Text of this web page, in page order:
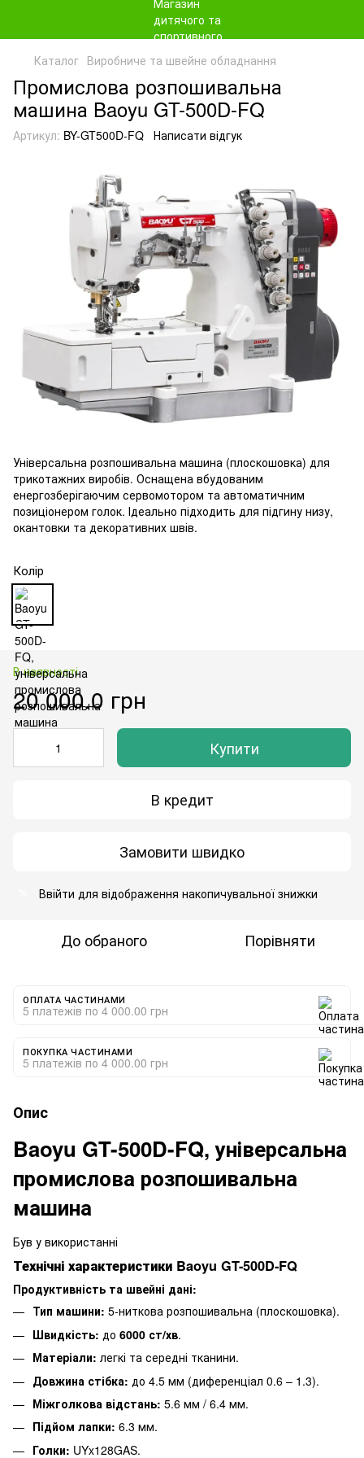
Каталог Виробниче та швейне обладнання
Промислова розпошивальна
машина Baoyu GT-500D-FQ
Артикул: BY-GT500D-FQ Написати відгук
Універсальна розпошивальна машина (плоскошовка) для
трикотажних виробів. Оснащена вбудованим
енергозберігаючим сервомотором та автоматичним
позиціонером голок. Ідеально підходить для підгину низу,
окантовки та декоративних швів.
Колір
В наявності
20 000.0 грн
Купити
В кредит
Замовити швидко
Ввійти для відображення накопичувальної знижки
До обраного Порівняти
ОПЛАТА ЧАСТИНАМИ
5 платежів по 4 000.00 грн
ПОКУПКА ЧАСТИНАМИ
5 платежів по 4 000.00 грн
Опис
Baoyu GT-500D-FQ, універсальна
промислова розпошивальна
машина
Був у використанні
Технічні характеристики Baoyu GT-500D-FQ
Продуктивність та швейнi дані:
Тип машини: 5-ниткова розпошивальна (плоскошовка).
Швидкість: до 6000 ст/хв.
Матеріали: легкі та середні тканини.
Довжина стібка: до 4.5 мм (диференціал 0.6 – 1.3).
Міжголкова відстань: 5.6 мм / 6.4 мм.
Підйом лапки: 6.3 мм.
Голки: UYx128GAS.